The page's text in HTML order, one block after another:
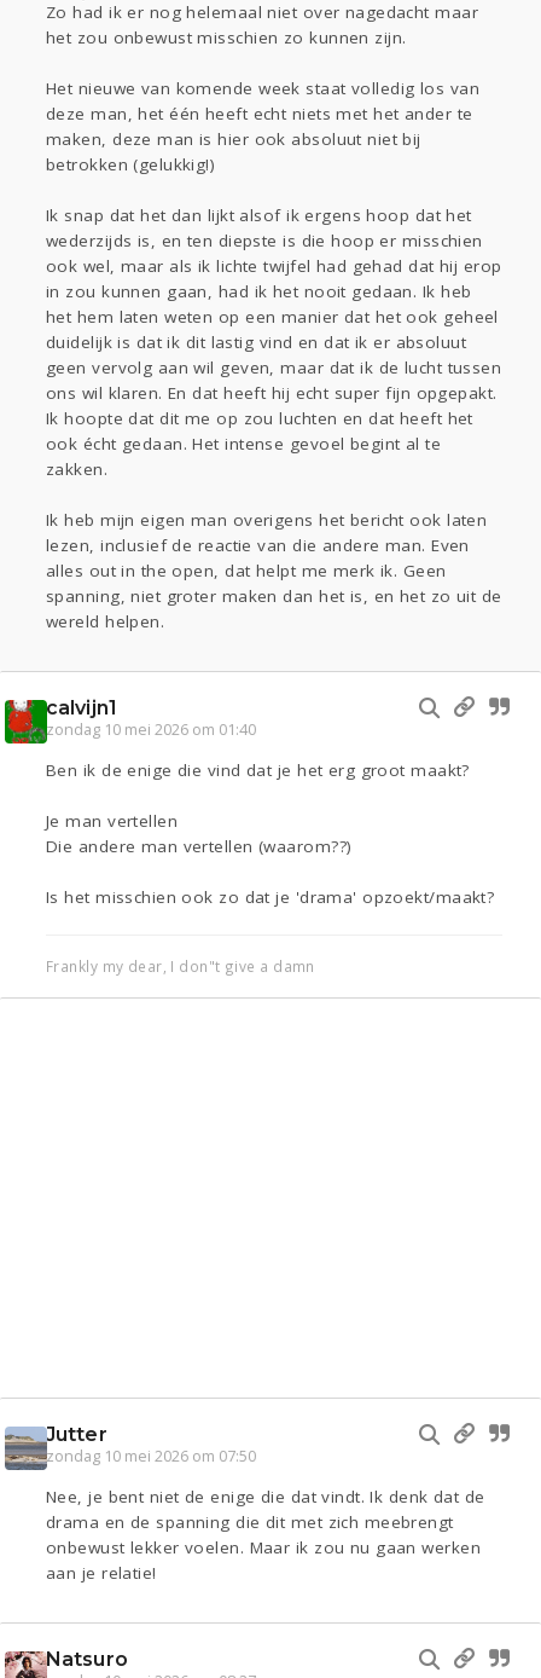
Zo had ik er nog helemaal niet over nagedacht maar
het zou onbewust misschien zo kunnen zijn.
Het nieuwe van komende week staat volledig los van
deze man, het één heeft echt niets met het ander te
maken, deze man is hier ook absoluut niet bij
betrokken (gelukkig!)
Ik snap dat het dan lijkt alsof ik ergens hoop dat het
wederzijds is, en ten diepste is die hoop er misschien
ook wel, maar als ik lichte twijfel had gehad dat hij erop
in zou kunnen gaan, had ik het nooit gedaan. Ik heb
het hem laten weten op een manier dat het ook geheel
duidelijk is dat ik dit lastig vind en dat ik er absoluut
geen vervolg aan wil geven, maar dat ik de lucht tussen
ons wil klaren. En dat heeft hij echt super fijn opgepakt.
Ik hoopte dat dit me op zou luchten en dat heeft het
ook écht gedaan. Het intense gevoel begint al te
zakken.
Ik heb mijn eigen man overigens het bericht ook laten
lezen, inclusief de reactie van die andere man. Even
alles out in the open, dat helpt me merk ik. Geen
spanning, niet groter maken dan het is, en het zo uit de
wereld helpen.
calvijn1
zondag 10 mei 2026 om 01:40
Ben ik de enige die vind dat je het erg groot maakt?
Je man vertellen
Die andere man vertellen (waarom??)
Is het misschien ook zo dat je 'drama' opzoekt/maakt?
Frankly my dear, I don"t give a damn
Jutter
zondag 10 mei 2026 om 07:50
Nee, je bent niet de enige die dat vindt. Ik denk dat de
drama en de spanning die dit met zich meebrengt
onbewust lekker voelen. Maar ik zou nu gaan werken
aan je relatie!
Natsuro